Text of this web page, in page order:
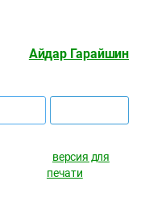
Айдар Гарайшин
версия для
печати